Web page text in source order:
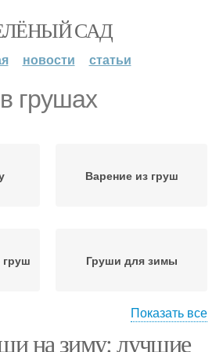
САД
новости статьи
грушах
Варение из груш
Груши для зимы
Компот из груш
Показать все
на зиму: лучшие